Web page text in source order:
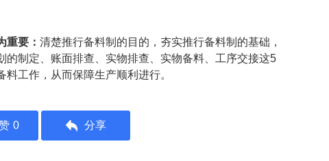
重要： 清楚推行备料制的目的，夯实推行备料制的基础，
的制定、账面排查、实物排查、实物备料、工序交接这5
工作，从而保障生产顺利进行。
0 分享